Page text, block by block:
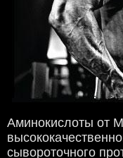
Аминокислоты от
сывороточного